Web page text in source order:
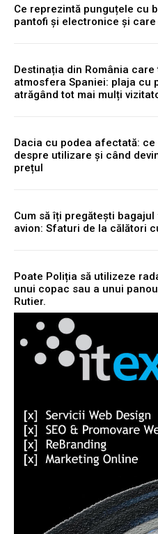
Ce reprezintă punguțele cu
pantofi și electronice și
Destinația din România
atmosfera Spaniei: plaja cu
atrăgând tot mai mulți
Dacia cu podea afectată:
despre utilizare și când
prețul
Cum să îți pregătești
avion: Sfaturi de la călători
Poate Poliția să utilizeze
unui copac sau a unui
Rutier.